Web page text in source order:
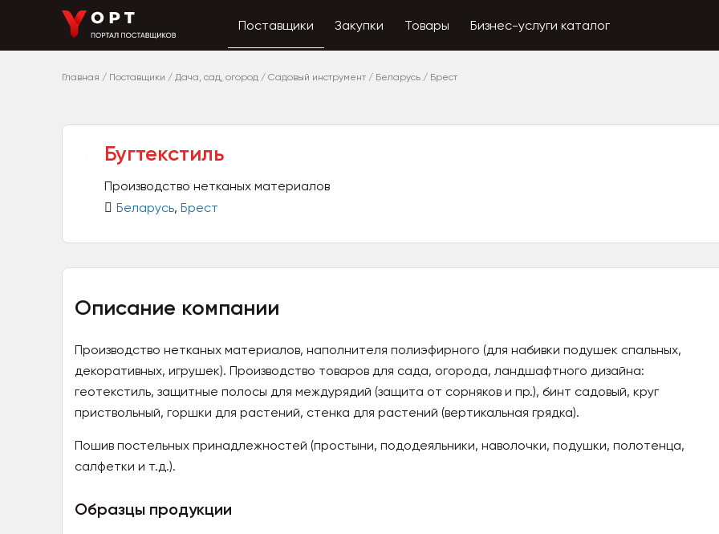
Поставщики Закупки Товары Бизнес-услуги каталог
Главная / Поставщики / Дача, сад, огород / Садовый инструмент / Беларусь / Брест
Бугтекстиль
Производство нетканых материалов
Беларусь, Брест
Описание компании
Производство нетканых материалов, наполнителя полиэфирного (для набивки подушек спальных,
декоративных, игрушек). Производство товаров для сада, огорода, ландшафтного дизайна:
геотекстиль, защитные полосы для междурядий (защита от сорняков и пр.), бинт садовый, круг
приствольный, горшки для растений, стенка для растений (вертикальная грядка).
Пошив постельных принадлежностей (простыни, пододеяльники, наволочки, подушки, полотенца,
салфетки и т.д.).
Образцы продукции